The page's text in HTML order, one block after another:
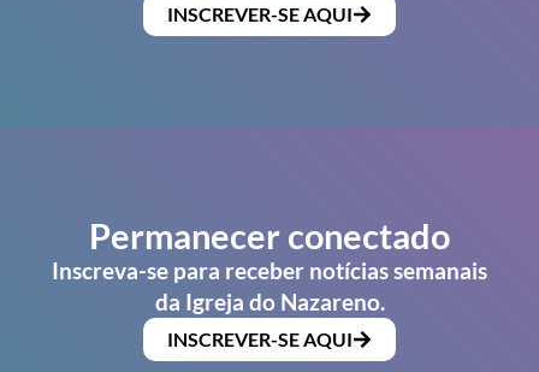
INSCREVER-SE AQUI
Permanecer conectado
Inscreva-se para receber notícias semanais
da Igreja do Nazareno.
INSCREVER-SE AQUI